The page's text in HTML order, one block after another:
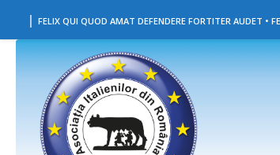
Skip to content
| FELIX QUI QUOD AMAT DEFENDERE FORTITER AUDET •